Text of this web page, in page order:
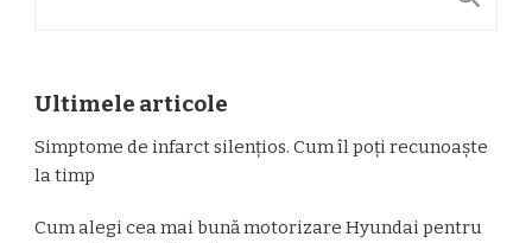
Ultimele articole
Simptome de infarct silențios. Cum îl poți recunoaște
la timp
Cum alegi cea mai bună motorizare Hyundai pentru